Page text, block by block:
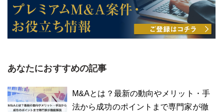
あなたにおすすめの記事
M&Aとは？最新の動向やメリット・手
法から成功のポイントまで専門家が徹